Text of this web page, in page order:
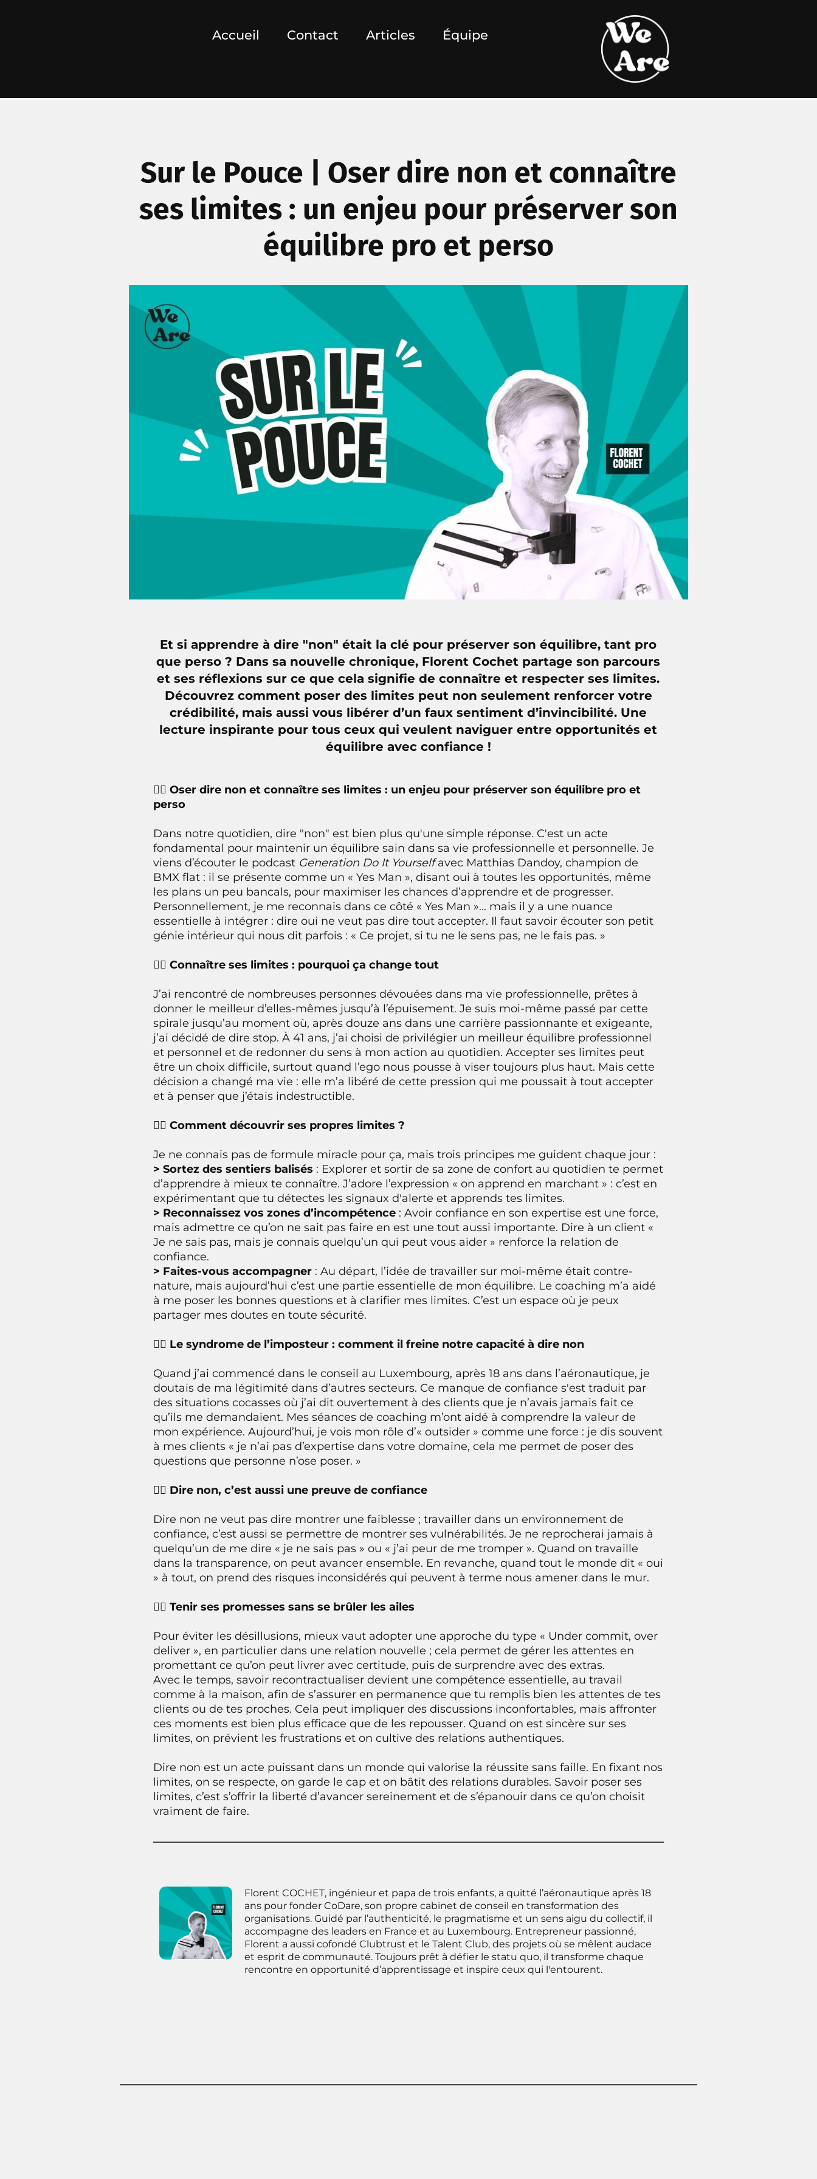
Accueil Contact Articles Équipe
Sur le Pouce | Oser dire non et connaître
ses limites : un enjeu pour préserver son
équilibre pro et perso
Et si apprendre à dire "non" était la clé pour préserver son équilibre, tant pro
que perso ? Dans sa nouvelle chronique, Florent Cochet partage son parcours
et ses réflexions sur ce que cela signifie de connaître et respecter ses limites.
Découvrez comment poser des limites peut non seulement renforcer votre
crédibilité, mais aussi vous libérer d’un faux sentiment d’invincibilité. Une
lecture inspirante pour tous ceux qui veulent naviguer entre opportunités et
équilibre avec confiance !
🙅‍♂️ Oser dire non et connaître ses limites : un enjeu pour préserver son équilibre pro et
perso
Dans notre quotidien, dire "non" est bien plus qu'une simple réponse. C'est un acte
fondamental pour maintenir un équilibre sain dans sa vie professionnelle et personnelle. Je
viens d’écouter le podcast Generation Do It Yourselfavec Matthias Dandoy, champion de
BMX flat : il se présente comme un « Yes Man », disant oui à toutes les opportunités, même
les plans un peu bancals, pour maximiser les chances d’apprendre et de progresser.
Personnellement, je me reconnais dans ce côté « Yes Man »... mais il y a une nuance
essentielle à intégrer : dire oui ne veut pas dire tout accepter. Il faut savoir écouter son petit
génie intérieur qui nous dit parfois : « Ce projet, si tu ne le sens pas, ne le fais pas. »
🙅‍♂️ Connaître ses limites : pourquoi ça change tout
J’ai rencontré de nombreuses personnes dévouées dans ma vie professionnelle, prêtes à
donner le meilleur d’elles-mêmes jusqu’à l’épuisement. Je suis moi-même passé par cette
spirale jusqu’au moment où, après douze ans dans une carrière passionnante et exigeante,
j’ai décidé de dire stop. À 41 ans, j’ai choisi de privilégier un meilleur équilibre professionnel
et personnel et de redonner du sens à mon action au quotidien. Accepter ses limites peut
être un choix difficile, surtout quand l’ego nous pousse à viser toujours plus haut. Mais cette
décision a changé ma vie : elle m’a libéré de cette pression qui me poussait à tout accepter
et à penser que j’étais indestructible.
🙅‍♂️ Comment découvrir ses propres limites ?
Je ne connais pas de formule miracle pour ça, mais trois principes me guident chaque jour :
> Sortez des sentiers balisés : Explorer et sortir de sa zone de confort au quotidien te permet
d’apprendre à mieux te connaître. J’adore l’expression « on apprend en marchant » : c’est en
expérimentant que tu détectes les signaux d'alerte et apprends tes limites.
> Reconnaissez vos zones d’incompétence : Avoir confiance en son expertise est une force,
mais admettre ce qu’on ne sait pas faire en est une tout aussi importante. Dire à un client «
Je ne sais pas, mais je connais quelqu’un qui peut vous aider » renforce la relation de
confiance.
> Faites-vous accompagner : Au départ, l’idée de travailler sur moi-même était contre-
nature, mais aujourd’hui c’est une partie essentielle de mon équilibre. Le coaching m’a aidé
à me poser les bonnes questions et à clarifier mes limites. C’est un espace où je peux
partager mes doutes en toute sécurité.
🙅‍♂️ Le syndrome de l’imposteur : comment il freine notre capacité à dire non
Quand j’ai commencé dans le conseil au Luxembourg, après 18 ans dans l’aéronautique, je
doutais de ma légitimité dans d’autres secteurs. Ce manque de confiance s'est traduit par
des situations cocasses où j’ai dit ouvertement à des clients que je n’avais jamais fait ce
qu’ils me demandaient. Mes séances de coaching m’ont aidé à comprendre la valeur de
mon expérience. Aujourd’hui, je vois mon rôle d’« outsider » comme une force : je dis souvent
à mes clients « je n’ai pas d’expertise dans votre domaine, cela me permet de poser des
questions que personne n’ose poser. »
🙅‍♂️ Dire non, c’est aussi une preuve de confiance
Dire non ne veut pas dire montrer une faiblesse ; travailler dans un environnement de
confiance, c’est aussi se permettre de montrer ses vulnérabilités. Je ne reprocherai jamais à
quelqu’un de me dire « je ne sais pas » ou « j’ai peur de me tromper ». Quand on travaille
dans la transparence, on peut avancer ensemble. En revanche, quand tout le monde dit « oui
» à tout, on prend des risques inconsidérés qui peuvent à terme nous amener dans le mur.
🙅‍♂️ Tenir ses promesses sans se brûler les ailes
Pour éviter les désillusions, mieux vaut adopter une approche du type « Under commit, over
deliver », en particulier dans une relation nouvelle ; cela permet de gérer les attentes en
promettant ce qu’on peut livrer avec certitude, puis de surprendre avec des extras.
Avec le temps, savoir recontractualiser devient une compétence essentielle, au travail
comme à la maison, afin de s’assurer en permanence que tu remplis bien les attentes de tes
clients ou de tes proches. Cela peut impliquer des discussions inconfortables, mais affronter
ces moments est bien plus efficace que de les repousser. Quand on est sincère sur ses
limites, on prévient les frustrations et on cultive des relations authentiques.
Dire non est un acte puissant dans un monde qui valorise la réussite sans faille. En fixant nos
limites, on se respecte, on garde le cap et on bâtit des relations durables. Savoir poser ses
limites, c’est s’offrir la liberté d’avancer sereinement et de s’épanouir dans ce qu’on choisit
vraiment de faire.
Florent COCHET, ingénieur et papa de trois enfants, a quitté l’aéronautique après 18
ans pour fonder CoDare, son propre cabinet de conseil en transformation des
organisations. Guidé par l’authenticité, le pragmatisme et un sens aigu du collectif, il
accompagne des leaders en France et au Luxembourg. Entrepreneur passionné,
Florent a aussi cofondé Clubtrust et le Talent Club, des projets où se mêlent audace
et esprit de communauté. Toujours prêt à défier le statu quo, il transforme chaque
rencontre en opportunité d’apprentissage et inspire ceux qui l'entourent.